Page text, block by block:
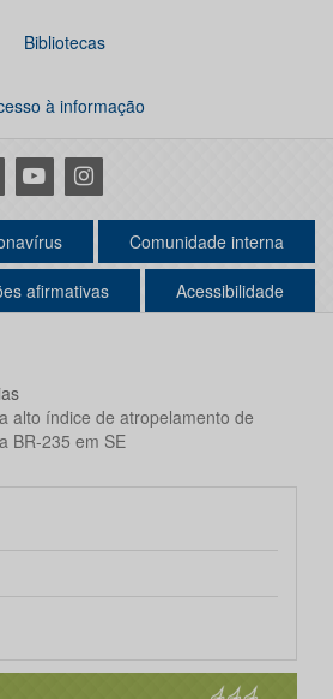
Bibliotecas
à informação
YoutubeInstagram
Comunidade interna
afirmativas Acessibilidade
alto índice de atropelamento de
BR-235 em SE